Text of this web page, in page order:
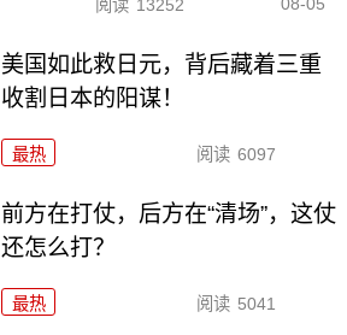
阅读 13252
美国如此救日元，背后藏着三重
收割日本的阳谋！
最热 阅读 6097
前方在打仗，后方在“清场”，这仗
还怎么打？
最热 阅读 5041